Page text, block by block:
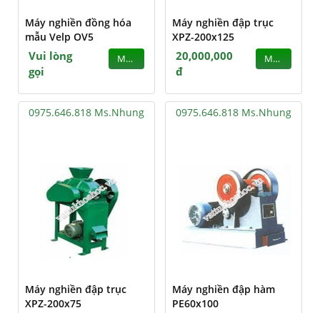
Máy nghiền đồng hóa
mẫu Velp OV5
Vui lòng
gọi
MUA
Máy nghiền đập trục
XPZ-200x125
20,000,000
đ
MUA
0975.646.818 Ms.Nhung
Máy nghiền đập trục
XPZ-200x75
0975.646.818 Ms.Nhung
Máy nghiền đập hàm
PE60x100